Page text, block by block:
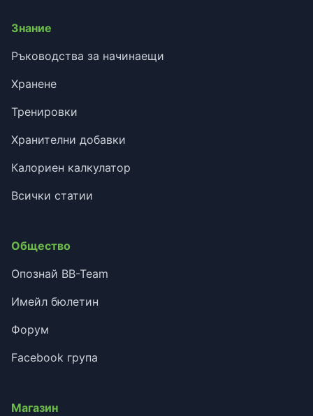
Знание
Ръководства за начинаещи
Хранене
Тренировки
Хранителни добавки
Калориен калкулатор
Всички статии
Общество
Опознай BB-Team
Имейл бюлетин
Форум
Facebook група
Магазин